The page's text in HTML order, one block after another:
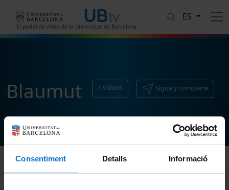
Consentiment Detalls Informació
El portal de vídeo de la Universitat de Barcelona
ES
Blaumut 1 vídeos Sigue y comparte
Ordenar